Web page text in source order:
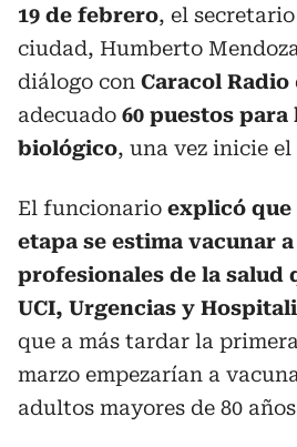
19 de febrero, el
ciudad, Humberto
diálogo con Caracol Radio
adecuado 60 puestos
biológico, una vez inicie el
El funcionario explicó que
etapa se estima vacunar a
profesionales de la salud
UCI, Urgencias y
que a más tardar la
marzo empezarían a
adultos mayores de 80